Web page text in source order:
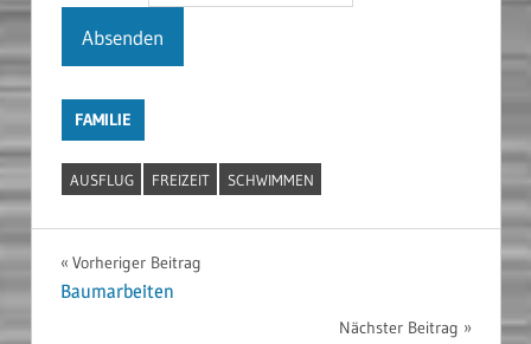
FAMILIE
AUSFLUG FREIZEIT SCHWIMMEN
Beitragsnavigation
Vorheriger Beitrag
Baumarbeiten
Nächster Beitrag